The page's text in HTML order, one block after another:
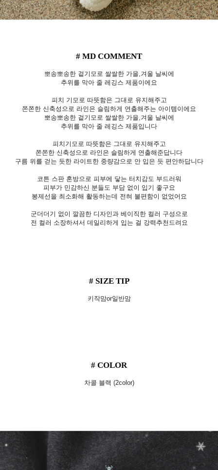
# MD COMMENT
뽀송뽀송한 겉기모로 쌀쌀한 가을,겨울 날씨에
추위를 막아 줄 레깅스 제품이에요
피치 기모로 따뜻함은 그대로 유지해주고
쫀쫀한 신축성으로 라인은 슬림하게 연출해주는 아이템이에요
뽀송뽀송한 겉기모로 쌀쌀한 가을,겨울 날씨에
추위를 막아 줄 레깅스 제품입니다
피치기모로 따뜻함은 그대로 유지해주고
쫀쫀한 신축성으로 라인은 슬림하게 연출해준답니다
구름 위를 걷는 듯한 라이트한 중량감으로 안 입은 듯 편안하답니다
코튼 스판 혼방으로 피부에 닿는 터치감도 부드러워
피부가 민감하신 분들도 부담 없이 입기 좋구요
봉제선을 최소화해 활동하는데 전혀 불편함이 없었어요
군더더기 없이 깔끔한 디자인과 베이직한 컬러 구성으로
전 컬러 소장하셔서 데일리하게 입는 걸 강력추천드려요
# SIZE TIP
키작맘or일반맘
# COLOR
차콜 블랙 (2color)